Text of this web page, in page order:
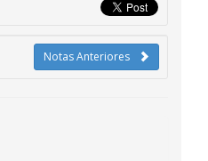
Notas Anteriores